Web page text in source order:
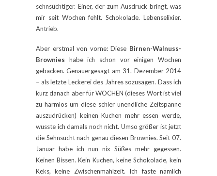
sehnsüchtiger. Einer, der zum Ausdruck bringt, was
mir seit Wochen fehlt. Schokolade. Lebenselixier.
Antrieb.
Aber erstmal von vorne: Diese Birnen-Walnuss-
Brownies habe ich schon vor einigen Wochen
gebacken. Genauergesagt am 31. Dezember 2014
– als letzte Leckerei des Jahres sozusagen. Dass ich
kurz danach aber für WOCHEN (dieses Wort ist viel
zu harmlos um diese schier unendliche Zeitspanne
auszudrücken) keinen Kuchen mehr essen werde,
wusste ich damals noch nicht. Umso größer ist jetzt
die Sehnsucht nach genau diesen Brownies. Seit 07.
Januar habe ich nun nix Süßes mehr gegessen.
Keinen Bissen. Kein Kuchen, keine Schokolade, kein
Keks, keine Zwischenmahlzeit. Ich faste nämlich